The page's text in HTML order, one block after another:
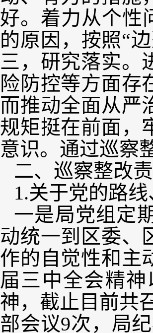
好。着力从个性
的原因，按照“
三，研究落实。
险防控等方面存
而推动全面从严
规矩挺在前面，
意识。通过巡察
二、巡察整改
1.关于党的路
一是局党组定
动统一到区委、
作的自觉性和主
届三中全会精
神，截止目前共
部会议9次，局